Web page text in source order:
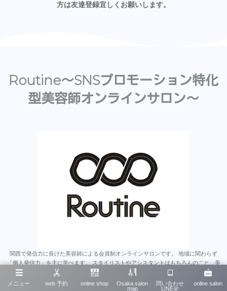
方は友達登録宜しくお願いします。
Routine〜SNSプロモーション特化
型美容師オンラインサロン〜
関西で発信力に長けた美容師による会員制オンラインサロンです。 地域に関わらず
「個人発信力」を主に学べます。 スタイリストやアシスタントはもちろんのこと、美
容師のみならず多くの業種にとって為になると思います。 沢山のオンラインサロンが
あるなか、そこで学んだことをいかに発信に繋げれるか、 は今後とても重要なスキル
メニュー web 予約 online shop
Osaka salon
map
問い合わせ
LINE＠
online salon